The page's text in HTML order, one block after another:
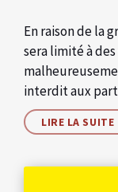
En raison de la
sera limité à
interdit aux
LIRE LA SUITE